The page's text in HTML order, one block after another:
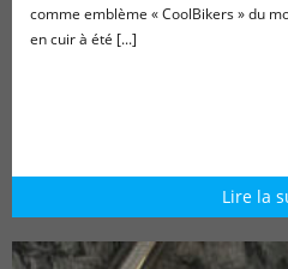
comme emblème « CoolBikers » du
en cuir à été [...]
Lire la